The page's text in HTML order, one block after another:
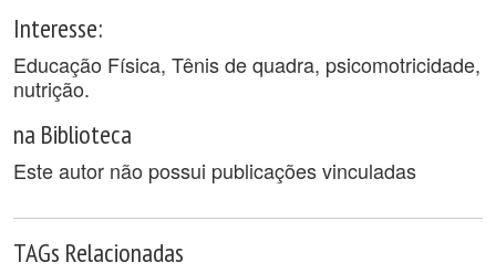
Interesse:
Educação Física, Tênis de quadra, psicomotricidade,
nutrição.
na Biblioteca
Este autor não possui publicações vinculadas
TAGs Relacionadas